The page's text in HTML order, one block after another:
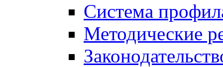
Система
Методические